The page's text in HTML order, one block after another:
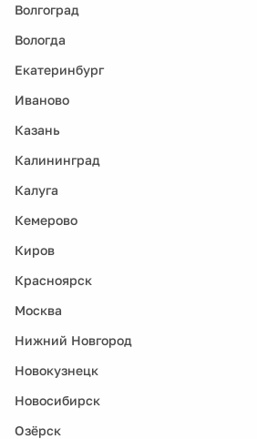
Волгоград
Вологда
Екатеринбург
Иваново
Казань
Калининград
Калуга
Кемерово
Киров
Красноярск
Москва
Нижний Новгород
Новокузнецк
Новосибирск
Озёрск